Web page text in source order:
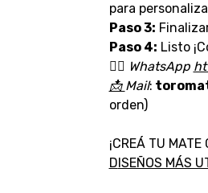
para
Paso 3:
Paso 4: Listo
👉🏼 WhatsApp
📩 Mail:
orden)
¡CREÁ TU
D ISEÑOS MÁS